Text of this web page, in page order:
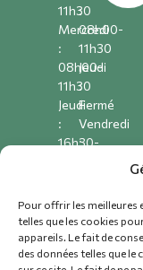
Pour offrir les meilleures
telles que les cookies
appareils. Le fait de
des données telles que
11h30
Mercredi
:
08h00-
11h30
Jeudi
:
16h30-
:
08h00-
11h30
:
08h00-
11h30
Jeudi
:
Fermé
Vendredi
:
021
881
49